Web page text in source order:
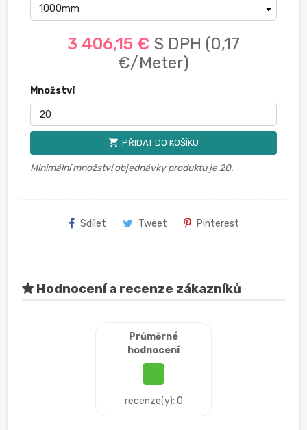
3 406,15 € S DPH (0,17
€/Meter)
Množství
shopping_cart PŘIDAT DO KOŠÍKU
Minimální množství objednávky produktu je 20.
Sdílet Tweet Pinterest
Hodnocení a recenze zákazníků
Průměrné
hodnocení
recenze(y): 0